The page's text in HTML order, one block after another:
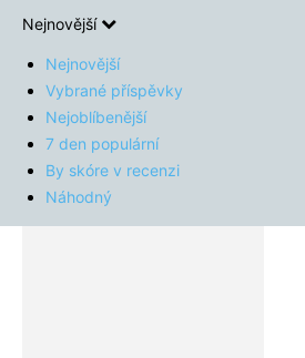
Nejnovější
Nejnovější
Vybrané příspěvky
Nejoblíbenější
7 den populární
By skóre v recenzi
Náhodný